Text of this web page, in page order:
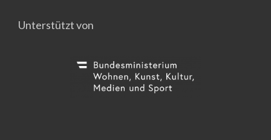
Unterstützt von